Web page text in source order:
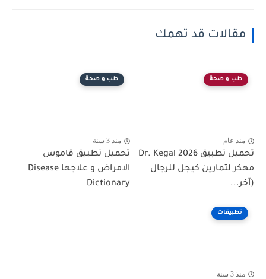
مقالات قد تهمك
طب و صحة
منذ عام
تحميل تطبيق Dr. Kegal 2026
مهكر لتمارين كيجل للرجال
(آخر...
طب و صحة
منذ 3 سنة
تحميل تطبيق قاموس
الامراض و علاجها Disease
Dictionary
تطبيقات
منذ 3 سنة